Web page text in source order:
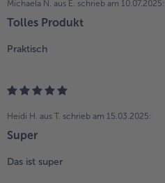
Michaela N. aus E. schrieb am 10.07.2025:
Tolles Produkt
Praktisch
Heidi H. aus T. schrieb am 15.03.2025:
Super
Das ist super